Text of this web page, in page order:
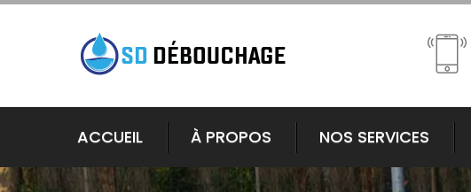
ACCUEIL À PROPOS NOS SERVICES